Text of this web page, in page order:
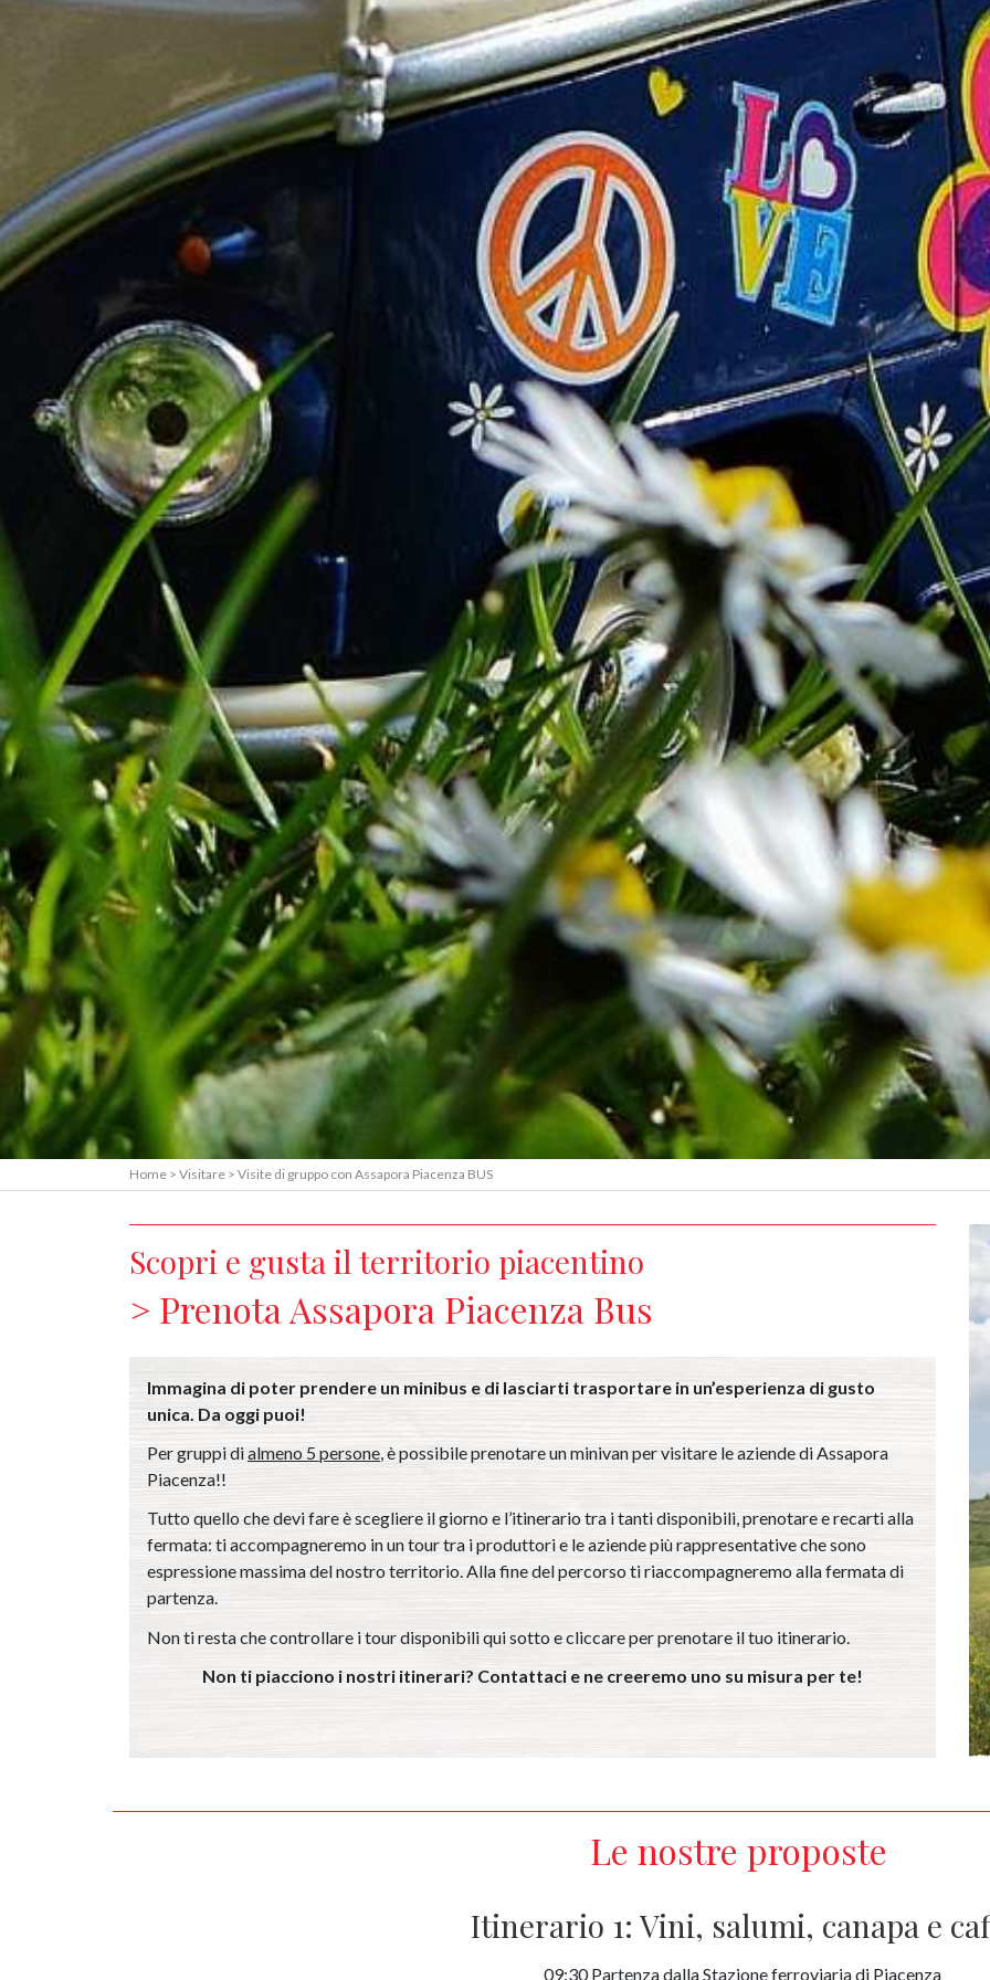
Home > Visitare > Visite di gruppo con Assapora Piacenza BUS
Scopri e gusta il territorio piacentino
Prenota Assapora Piacenza Bus
Immagina di poter prendere un minibus e di lasciarti trasportare in un’esperienza di gusto
unica. Da oggi puoi!
Per gruppi dialmeno 5 persone, è possibile prenotare un minivan per visitare le aziende di Assapora
Piacenza!!
Tutto quello che devi fare è scegliere il giorno e l’itinerario tra i tanti disponibili, prenotare e recarti alla
fermata: ti accompagneremo in un tour tra i produttori e le aziende più rappresentative che sono
espressione massima del nostro territorio. Alla fine del percorso ti riaccompagneremo alla fermata di
partenza.
Non ti resta che controllare i tour disponibili qui sotto e cliccare per prenotare il tuo itinerario.
Non ti piacciono i nostri itinerari? Contattaci e ne creeremo uno su misura per te!
Le nostre proposte
Itinerario 1: Vini, salumi, canapa e
09:30 Partenza dalla Stazione ferroviaria di Piacenza